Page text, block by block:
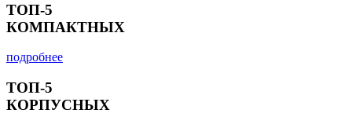
ТОП-5
КОМПАКТНЫХ
подробнее
ТОП-5
КОРПУСНЫХ